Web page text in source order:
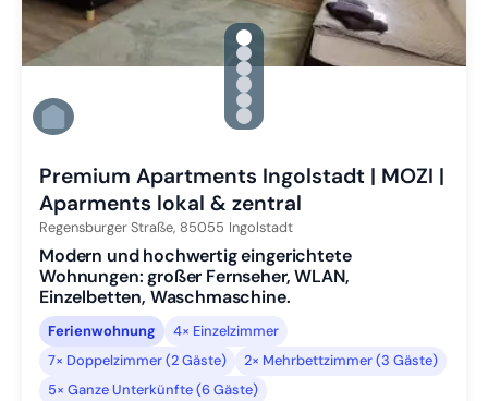
gallery.slide_selector
Zu Slide 1 wechseln
Zu Slide 2 wechseln
Zu Slide 3 wechseln
Zu Slide 4 wechseln
Zu Slide 5 wechseln
Zu Slide 6 wechseln
Premium Apartments Ingolstadt | MOZI |
Aparments lokal & zentral
Regensburger Straße, 85055 Ingolstadt
Modern und hochwertig eingerichtete
Wohnungen: großer Fernseher, WLAN,
Einzelbetten, Waschmaschine.
Ferienwohnung
4× Einzelzimmer
7× Doppelzimmer (2 Gäste)
2× Mehrbettzimmer (3 Gäste)
5× Ganze Unterkünfte (6 Gäste)